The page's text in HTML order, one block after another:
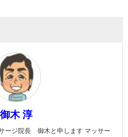
御木 淳
ージ院長 御木と申します マッサー